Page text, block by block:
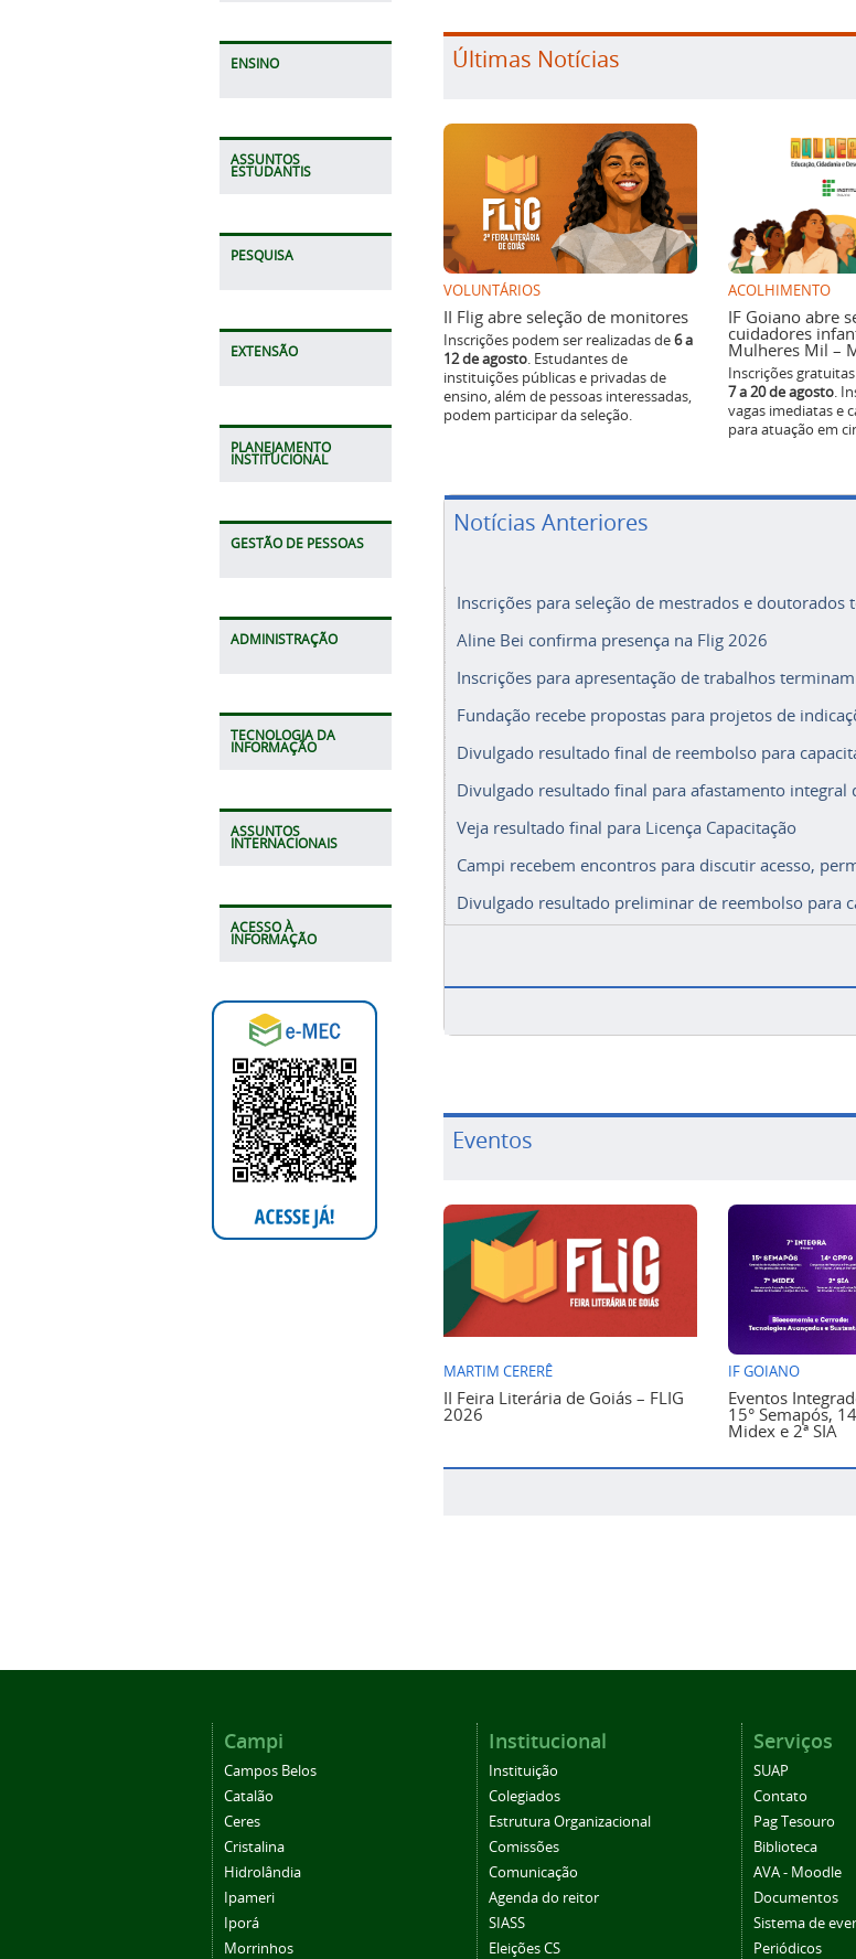
ENSINO
ASSUNTOS
ESTUDANTIS
PESQUISA
EXTENSÃO
PLANEJAMENTO
INSTITUCIONAL
GESTÃO DE PESSOAS
ADMINISTRAÇÃO
TECNOLOGIA DA
INFORMAÇÃO
ASSUNTOS
INTERNACIONAIS
ACESSO À
INFORMAÇÃO
Últimas Notícias
VOLUNTÁRIOS
II Flig abre seleção de monitores
Inscrições podem ser realizadas de6 a
12 de agosto. Estudantes de
instituições públicas e privadas de
ensino, além de pessoas interessadas,
podem participar da seleção.
ACOLHIMENTO
IF Goiano abre
cuidadores
Mulheres Mil –
Inscrições
7 a 20 de agosto.
vagas imediatas e
para atuação em
Notícias Anteriores
Inscrições para seleção de mestrados e
Aline Bei confirma presença na Flig 2026
Inscrições para apresentação de trabalhos
Fundação recebe propostas para projetos de
Divulgado resultado final de reembolso para
Divulgado resultado final para afastamento integral
Veja resultado final para Licença Capacitação
Campi recebem encontros para discutir acesso,
Divulgado resultado preliminar de reembolso para
Eventos
MARTIM CERERÊ
II Feira Literária de Goiás – FLIG
2026
IF GOIANO
Eventos
15° Semapós,
Midex e 2ª SIA
Campi
Campos Belos
Catalão
Ceres
Cristalina
Hidrolândia
Ipameri
Iporá
Morrinhos
Institucional
Instituição
Colegiados
Estrutura Organizacional
Comissões
Comunicação
Agenda do reitor
SIASS
Eleições CS
Serviços
SUAP
Contato
Pag Tesouro
Biblioteca
AVA - Moodle
Documentos
Sistema de
Periódicos